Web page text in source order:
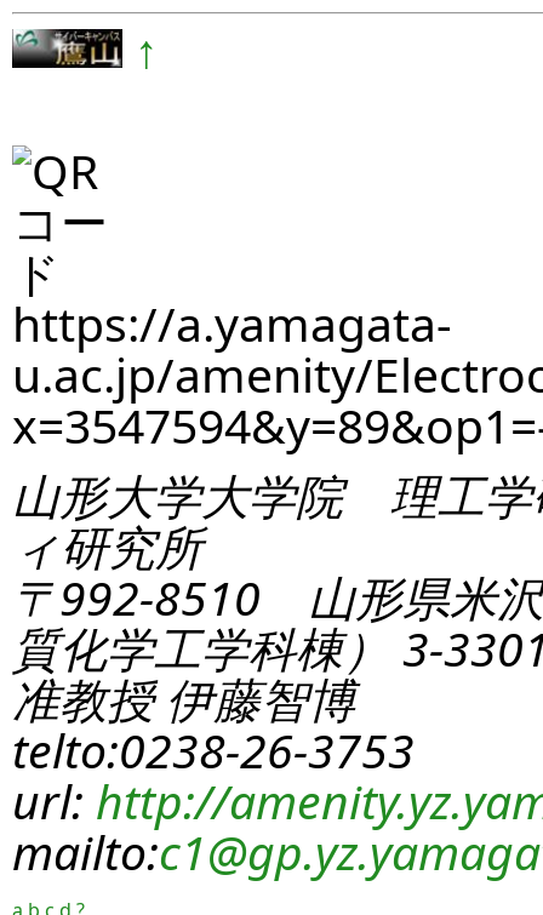
↑
https://a.yamagata-
u.ac.jp/amenity/
山形大学大学院 理工学
ィ研究所
〒992-8510 山形県米
質化学工学科棟） 3-
准教授 伊藤智博
telto:0238-26-3753
url: http://
mailto:c1